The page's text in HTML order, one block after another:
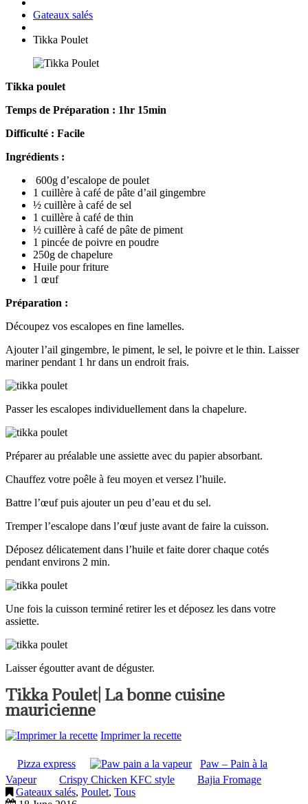
Gateaux salés
Tikka Poulet
Tikka poulet
Temps de Préparation : 1hr 15min
Difficulté : Facile
Ingrédients :
600g d’escalope de poulet
1 cuillère à café de pâte d’ail gingembre
½ cuillère à café de sel
1 cuillère à café de thin
½ cuillère à café de pâte de piment
1 pincée de poivre en poudre
250g de chapelure
Huile pour friture
1 œuf
Préparation :
Découpez vos escalopes en fine lamelles.
Ajouter l’ail gingembre, le piment, le sel, le poivre et le thin. Laisser
mariner pendant 1 hr dans un endroit frais.
Passer les escalopes individuellement dans la chapelure.
Préparer au préalable une assiette avec du papier absorbant.
Chauffez votre poêle à feu moyen et versez l’huile.
Battre l’œuf puis ajouter un peu d’eau et du sel.
Tremper l’escalope dans l’œuf juste avant de faire la cuisson.
Déposez délicatement dans l’huile et faite dorer chaque cotés
pendant environs 2 min.
Une fois la cuisson terminé retirer les et déposez les dans votre
assiette.
Laisser égoutter avant de déguster.
Tikka Poulet| La bonne cuisine
mauricienne
Imprimer la recette
Pizza express
Paw – Pain à la
Vapeur
Crispy Chicken KFC style
Bajia Fromage
Gateaux salés, Poulet, Tous